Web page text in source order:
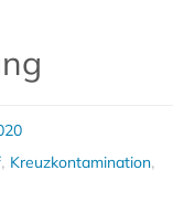
, Kreuzkontamination,